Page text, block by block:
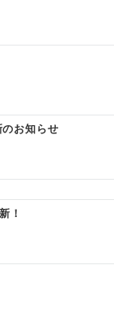
お知らせ
！